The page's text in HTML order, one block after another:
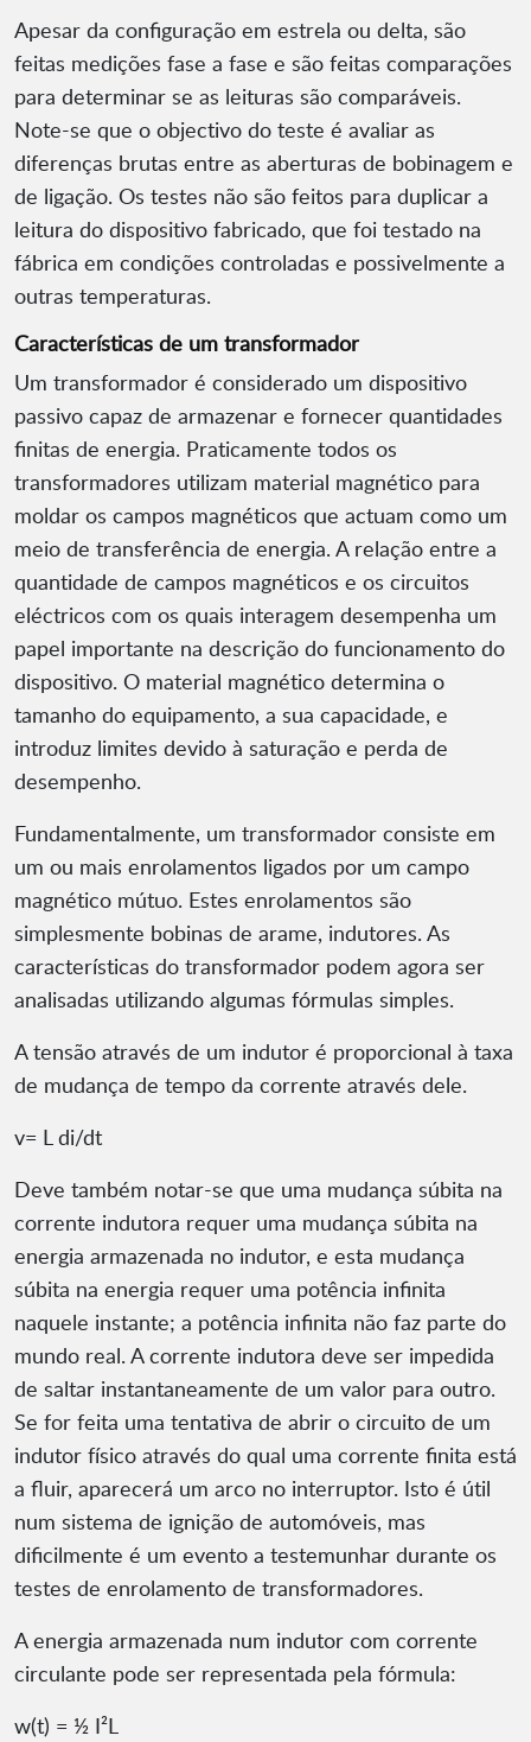
Apesar da configuração em estrela ou delta, são
feitas medições fase a fase e são feitas comparações
para determinar se as leituras são comparáveis.
Note-se que o objectivo do teste é avaliar as
diferenças brutas entre as aberturas de bobinagem e
de ligação. Os testes não são feitos para duplicar a
leitura do dispositivo fabricado, que foi testado na
fábrica em condições controladas e possivelmente a
outras temperaturas.
Características de um transformador
Um transformador é considerado um dispositivo
passivo capaz de armazenar e fornecer quantidades
finitas de energia. Praticamente todos os
transformadores utilizam material magnético para
moldar os campos magnéticos que actuam como um
meio de transferência de energia. A relação entre a
quantidade de campos magnéticos e os circuitos
eléctricos com os quais interagem desempenha um
papel importante na descrição do funcionamento do
dispositivo. O material magnético determina o
tamanho do equipamento, a sua capacidade, e
introduz limites devido à saturação e perda de
desempenho.
Fundamentalmente, um transformador consiste em
um ou mais enrolamentos ligados por um campo
magnético mútuo. Estes enrolamentos são
simplesmente bobinas de arame, indutores. As
características do transformador podem agora ser
analisadas utilizando algumas fórmulas simples.
A tensão através de um indutor é proporcional à taxa
de mudança de tempo da corrente através dele.
v= L di/dt
Deve também notar-se que uma mudança súbita na
corrente indutora requer uma mudança súbita na
energia armazenada no indutor, e esta mudança
súbita na energia requer uma potência infinita
naquele instante; a potência infinita não faz parte do
mundo real. A corrente indutora deve ser impedida
de saltar instantaneamente de um valor para outro.
Se for feita uma tentativa de abrir o circuito de um
indutor físico através do qual uma corrente finita está
a fluir, aparecerá um arco no interruptor. Isto é útil
num sistema de ignição de automóveis, mas
dificilmente é um evento a testemunhar durante os
testes de enrolamento de transformadores.
A energia armazenada num indutor com corrente
circulante pode ser representada pela fórmula:
w(t) = ½ I²L